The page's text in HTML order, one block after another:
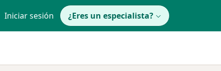
Iniciar sesión ¿Eres un especialista?